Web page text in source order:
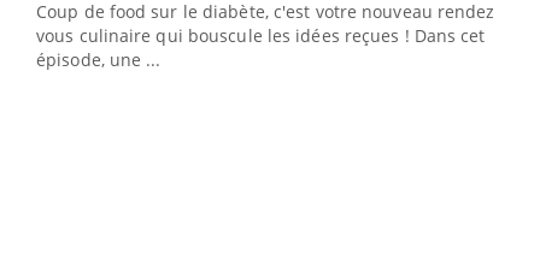
Coup de food sur le diabète, c'est votre nouveau rendez-
vous culinaire qui bouscule les idées reçues ! Dans cet
épisode, une ...